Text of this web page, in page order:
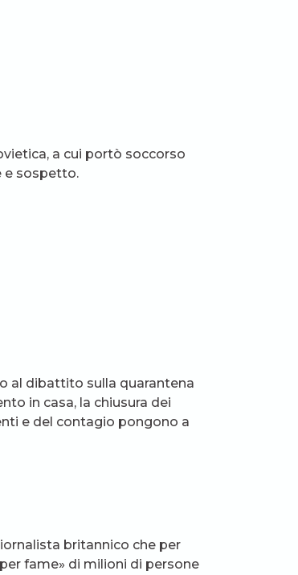
a cui portò soccorso
e sospetto.
al dibattito sulla quarantena
in casa, la chiusura dei
e del contagio pongono a
britannico che per
fame» di milioni di persone